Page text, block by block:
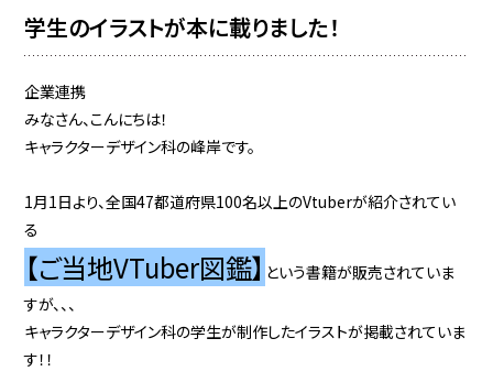
学生のイラストが本に載りました！
企業連携
みなさん、こんにちは！
キャラクターデザイン科の峰岸です。
1月1日より、全国47都道府県100名以上のVtuberが紹介されてい
る
【ご当地VTuber図鑑】 という書籍が販売されていま
すが、、、
キャラクターデザイン科の学生が制作したイラストが掲載されていま
す！！